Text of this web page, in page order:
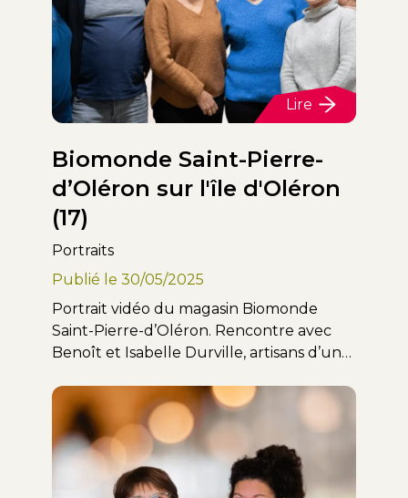
Lire
Biomonde Saint-Pierre-
d’Oléron sur l'île d'Oléron
(17)
Portraits
Publié le 30/05/2025
Portrait vidéo du magasin Biomonde
Saint-Pierre-d’Oléron. Rencontre avec
Benoît et Isabelle Durville, artisans d’une